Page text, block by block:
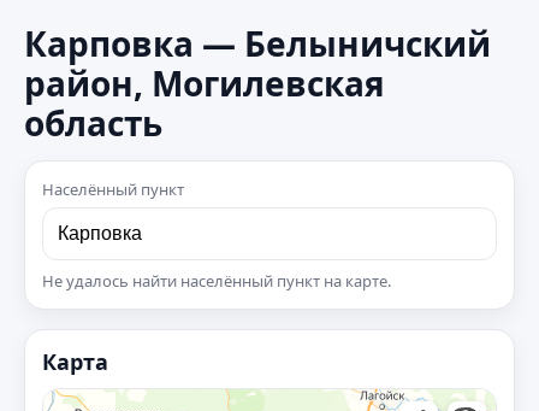
Карповка — Белыничский
район, Могилевская
область
Населённый пункт
Не удалось найти населённый пункт на карте.
Карта